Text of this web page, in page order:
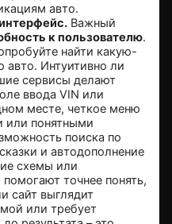
авто.
Важный
к пользователю.
найти какую-
авто. Интуитивно ли
сервисы делают
ввода VIN или
месте, четкое меню
или понятными
поиска по
и автодополнение
схемы или
точнее понять,
сайт выглядит
или требует